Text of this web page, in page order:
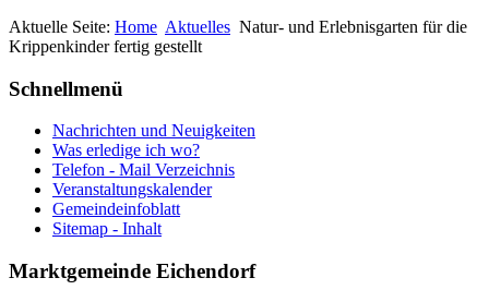
Aktuelle Seite: Home Aktuelles Natur- und Erlebnisgarten für die
Krippenkinder fertig gestellt
Schnellmenü
Nachrichten und Neuigkeiten
Was erledige ich wo?
Telefon - Mail Verzeichnis
Veranstaltungskalender
Gemeindeinfoblatt
Sitemap - Inhalt
Marktgemeinde Eichendorf